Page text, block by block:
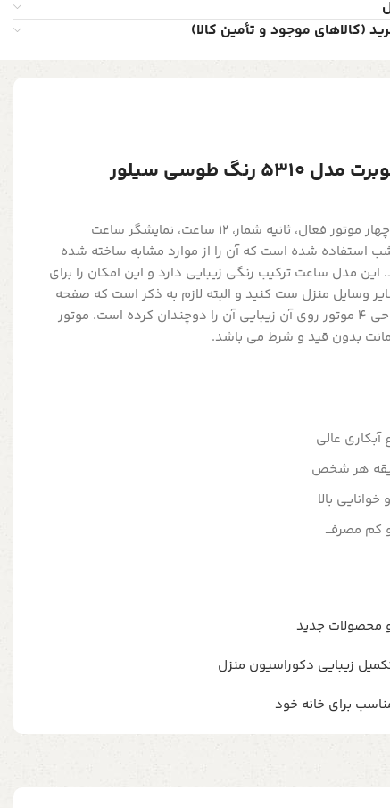
(کالاهای موجود و تأمین کالا)
طوسی سیلور
در ساخت و طراحی این ساعت از چهار موتور فعال، ثانیه شمار، 12 ساعت، نمایشگر ساعت
استفاده شده است که آن را از موارد مشابه ساخته شده
مدل ساعت ترکیب رنگی زیبایی دارد و این امکان را برای
وسایل منزل ست کنید و البته لازم به ذکر است که صفحه
برجسته آن با اعداد برجسته و طراحی 4 موتور روی آن زیبایی آن را دوچندان کرده است. موتور
آبکاری عالی
هر شخص
بالا
کم مصرفـــ
محصولات جدید
زیبایی دکوراسیون منزل
برای خانه خود